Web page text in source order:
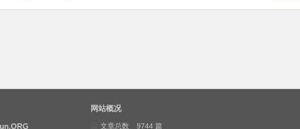
网站概况
文章总数
9744 篇